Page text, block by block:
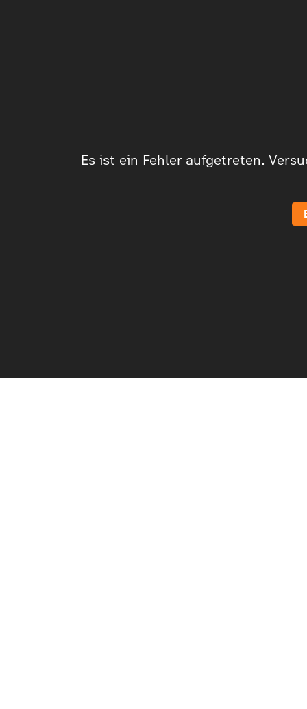
Es ist ein Fehler aufgetreten.